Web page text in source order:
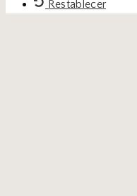
Restablecer